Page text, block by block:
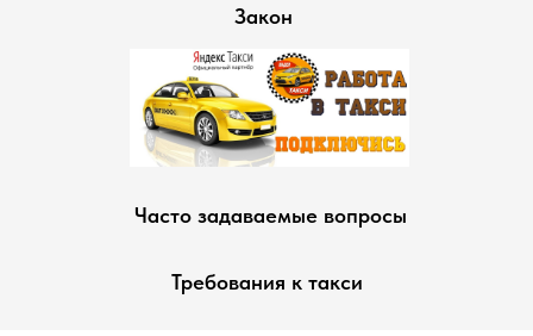
Закон
Часто задаваемые вопросы
Требования к такси